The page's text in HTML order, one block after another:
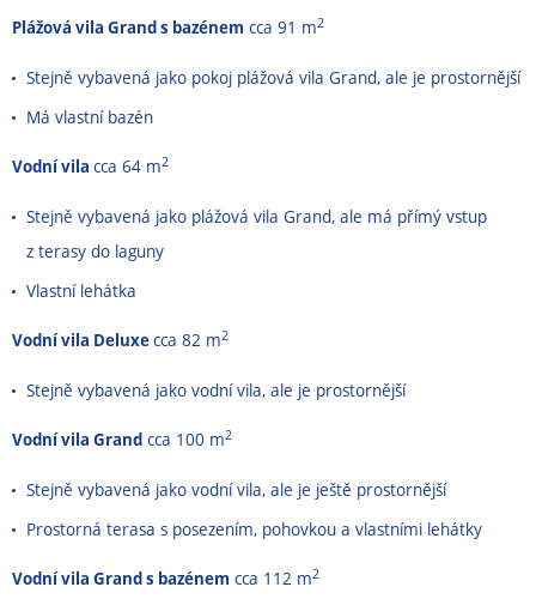
Plážová vila Grand s bazénem cca 91 m2
Stejně vybavená jako pokoj plážová vila Grand, ale je prostornější
Má vlastní bazén
Vodní vila cca 64 m2
Stejně vybavená jako plážová vila Grand, ale má přímý vstup
z terasy do laguny
Vlastní lehátka
Vodní vila Deluxecca 82 m2
Stejně vybavená jako vodní vila, ale je prostornější
Vodní vila Grand cca 100 m2
Stejně vybavená jako vodní vila, ale je ještě prostornější
Prostorná terasa s posezením, pohovkou a vlastními lehátky
Vodní vila Grand s bazénem cca 112 m2